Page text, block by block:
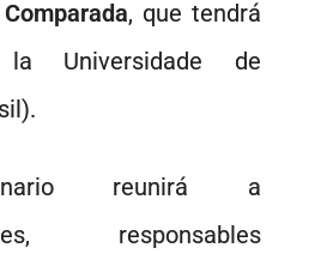
, que tendrá
Universidade de
reunirá a
responsables